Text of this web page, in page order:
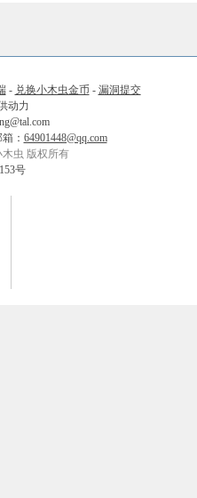
- 兑换小木虫金币 - 漏洞提交
动力
： 64901448@qq.com
木虫 版权所有
号